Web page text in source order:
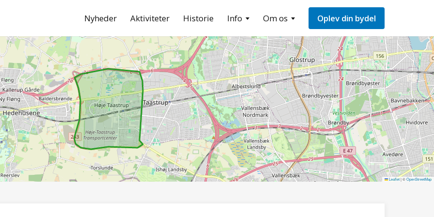
Nyheder Aktiviteter Historie Info Om os Oplev din bydel
Leaflet|©OpenStreetMap